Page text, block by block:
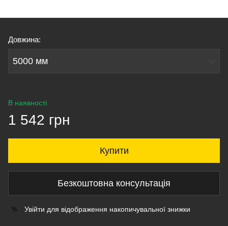
Довжина:
5000 мм
В наявності
1 542 грн
Купити
Безкоштовна консультація
% Увійти для відображення накопичувальної знижки